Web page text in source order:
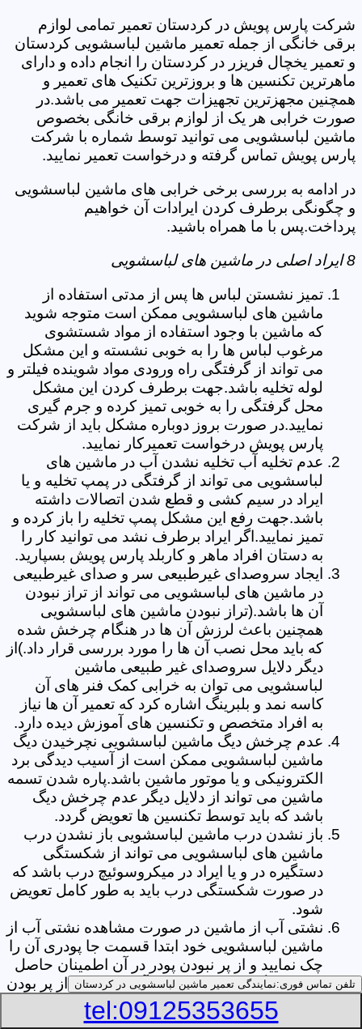
شرکت پارس پویش در کردستان تعمیر تمامی لوازم
برقی خانگی از جمله تعمیر ماشین لباسشویی کردستان
و تعمیر یخچال فریزر در کردستان را انجام داده و دارای
ماهرترین تکنسین ها و بروزترین تکنیک های تعمیر و
همچنین مجهزترین تجهیزات جهت تعمیر می باشد.در
صورت خرابی هر یک از لوازم برقی خانگی بخصوص
ماشین لباسشویی می توانید توسط شماره با شرکت
پارس پویش تماس گرفته و درخواست تعمیر نمایید.
در ادامه به بررسی برخی خرابی های ماشین لباسشویی
و چگونگی برطرف کردن ایرادات آن خواهیم
پرداخت.پس با ما همراه باشید.
8 ایراد اصلی در ماشین های لباسشویی
تمیز نشستن لباس ها پس از مدتی استفاده از
ماشین های لباسشویی ممکن است متوجه شوید
که ماشین با وجود استفاده از مواد شستشوی
مرغوب لباس ها را به خوبی نشسته و این مشکل
می تواند از گرفتگی راه ورودی مواد شوینده فیلتر و
لوله تخلیه باشد.جهت برطرف کردن این مشکل
محل گرفتگی را به خوبی تمیز کرده و جرم گیری
نمایید.در صورت بروز دوباره مشکل باید از شرکت
پارس پویش درخواست تعمیرکار نمایید.
عدم تخلیه آب تخلیه نشدن آب در ماشین های
لباسشویی می تواند از گرفتگی در پمپ تخلیه و یا
ایراد در سیم کشی و قطع شدن اتصالات داشته
باشد.جهت رفع این مشکل پمپ تخلیه را باز کرده و
تمیز نمایید.اگر ایراد برطرف نشد می توانید کار را
به دستان افراد ماهر و کاربلد پارس پویش بسپارید.
ایجاد سروصدای غیرطبیعی سر و صدای غیرطبیعی
در ماشین های لباسشویی می تواند از تراز نبودن
آن ها باشد.(تراز نبودن ماشین های لباسشویی
همچنین باعث لرزش آن ها در هنگام چرخش شده
که باید محل نصب آن ها را مورد بررسی قرار داد.)از
دیگر دلایل سروصدای غیر طبیعی ماشین
لباسشویی می توان به خرابی کمک فنر های آن
کاسه نمد و بلبرینگ اشاره کرد که تعمیر آن ها نیاز
به افراد متخصص و تکنسین های آموزش دیده دارد.
عدم چرخش دیگ ماشین لباسشویی نچرخیدن دیگ
ماشین لباسشویی ممکن است از آسیب دیدگی برد
الکترونیکی و یا موتور ماشین باشد.پاره شدن تسمه
ماشین می تواند از دلایل دیگر عدم چرخش دیگ
باشد که باید توسط تکنسین ها تعویض گردد.
باز نشدن درب ماشین لباسشویی باز نشدن درب
ماشین های لباسشویی می تواند از شکستگی
دستگیره در و یا ایراد در میکروسوئیچ درب باشد که
در صورت شکستگی درب باید به طور کامل تعویض
شود.
نشتی آب از ماشین در صورت مشاهده نشتی آب از
ماشین لباسشویی خود ابتدا قسمت جا پودری آن را
چک نمایید و از پر نبودن پودر در آن اطمینان حاصل
کنید.زیرا گاهی اوقات نشتی آب می تواند از پر بودن
بیش از حد جا پودری از پودر باشد.از دیگر علل ها
می توان به پارگی لاستیک دور درب ماشین شلنگ
تلفن تماس فوری:نمایندگی تعمیر ماشین لباسشویی در کردستان
tel:09125353655